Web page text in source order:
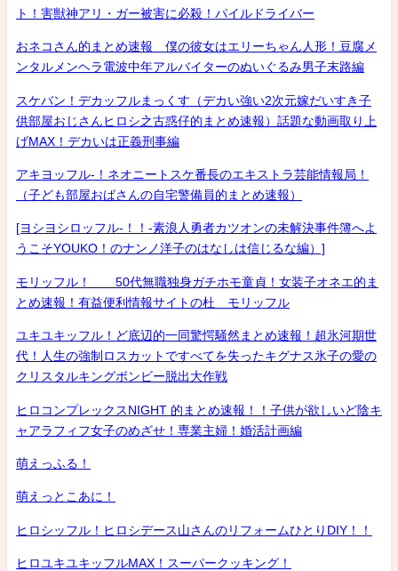
ト！害獣神アリ・ガー被害に必殺！パイルドライバー
おネコさん的まとめ速報 僕の彼女はエリーちゃん人形！豆腐メ
ンタルメンヘラ電波中年アルバイターのぬいぐるみ男子末路編
スケバン！デカッフルまっくす（デカい強い2次元嫁だいすき子
供部屋おじさんヒロシ之古惑仔的まとめ速報）話題な動画取り上
げMAX！デカいは正義刑事編
アキヨッフル-！ネオニートスケ番長のエキストラ芸能情報局！
（子ども部屋おばさんの自宅警備員的まとめ速報）
[ヨシヨシロッフル-！！-素浪人勇者カツオンの未解決事件簿へよ
うこそYOUKO！のナンノ洋子のはなしは信じるな編）]
モリッフル！ 50代無職独身ガチホモ童貞！女装子オネエ的ま
とめ速報！有益便利情報サイトの杜 モリッフル
ユキユキッフル！ど底辺的一同驚愕騒然まとめ速報！超氷河期世
代！人生の強制ロスカットですべてを失ったキグナス氷子の愛の
クリスタルキングボンビー脱出大作戦
ヒロコンプレックスNIGHT 的まとめ速報！！子供が欲しいど陰キ
ャアラフィフ女子のめざせ！専業主婦！婚活計画編
萌えっふる！
萌えっとこあに！
ヒロシッフル！ヒロシデース山さんのリフォームひとりDIY！！
ヒロユキユキッフルMAX！スーパークッキング！